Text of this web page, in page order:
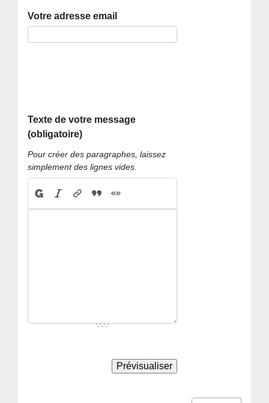
Votre adresse email
Texte de votre message
(obligatoire)
Pour créer des paragraphes, laissez
simplement des lignes vides.